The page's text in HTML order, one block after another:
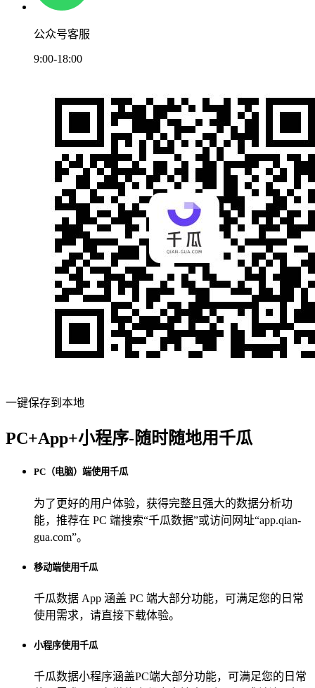
公众号客服
9:00-18:00
一键保存到本地
PC+App+小程序-随时随地用千瓜
PC（电脑）端使用千瓜
为了更好的用户体验，获得完整且强大的数据分析功
能，推荐在 PC 端搜索“千瓜数据”或访问网址“app.qian-
gua.com”。
移动端使用千瓜
千瓜数据 App 涵盖 PC 端大部分功能，可满足您的日常
使用需求，请直接下载体验。
小程序使用千瓜
千瓜数据小程序涵盖PC端大部分功能，可满足您的日常